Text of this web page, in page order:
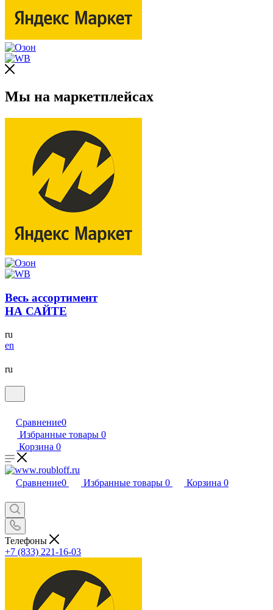
Мы на маркетплейсах
Весь ассортимент
НА САЙТЕ
ru
en
ru
Сравнение0
Избранные товары 0
Корзина 0
Сравнение0 Избранные товары 0 Корзина 0
Телефоны
+7 (833) 221-16-03